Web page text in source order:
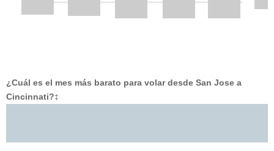
¿Cuál es el mes más barato para volar desde San Jose a
Cincinnati?‡